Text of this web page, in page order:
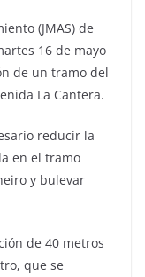
(JMAS) de
16 de mayo
de un tramo del
La Cantera.
reducir la
en el tramo
y bulevar
de 40 metros
que se